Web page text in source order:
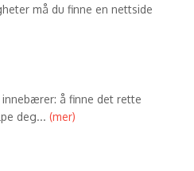
må du finne en nettside
å finne det rette
deg... (mer)